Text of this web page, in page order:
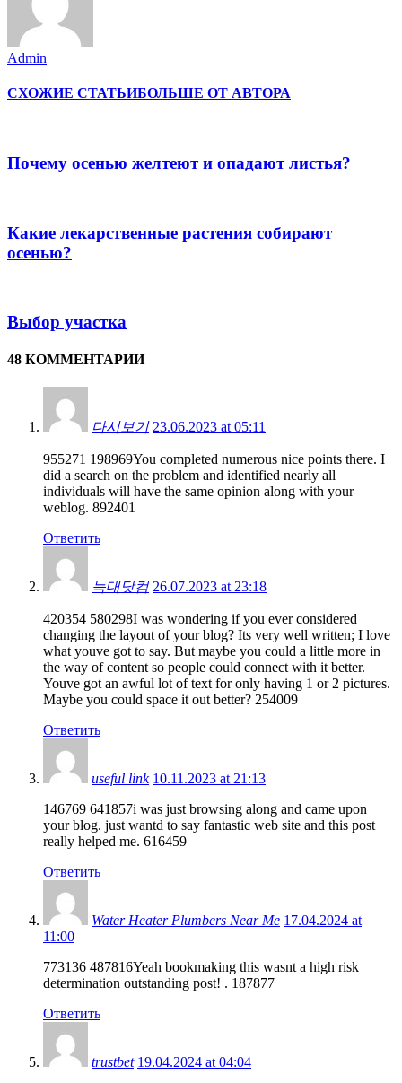
Admin
СХОЖИЕ СТАТЬИБОЛЬШЕ ОТ АВТОРА
Почему осенью желтеют и опадают листья?
Какие лекарственные растения собирают
осенью?
Выбор участка
48 КОММЕНТАРИИ
다시보기 23.06.2023 at 05:11
955271 198969You completed numerous nice points there. I
did a search on the problem and identified nearly all
individuals will have the same opinion along with your
weblog. 892401
Ответить
늑대닷컴 26.07.2023 at 23:18
420354 580298I was wondering if you ever considered
changing the layout of your blog? Its very well written; I love
what youve got to say. But maybe you could a little more in
the way of content so people could connect with it better.
Youve got an awful lot of text for only having 1 or 2 pictures.
Maybe you could space it out better? 254009
Ответить
useful link 10.11.2023 at 21:13
146769 641857i was just browsing along and came upon
your blog. just wantd to say fantastic web site and this post
really helped me. 616459
Ответить
Water Heater Plumbers Near Me 17.04.2024 at
11:00
773136 487816Yeah bookmaking this wasnt a high risk
determination outstanding post! . 187877
Ответить
trustbet 19.04.2024 at 04:04